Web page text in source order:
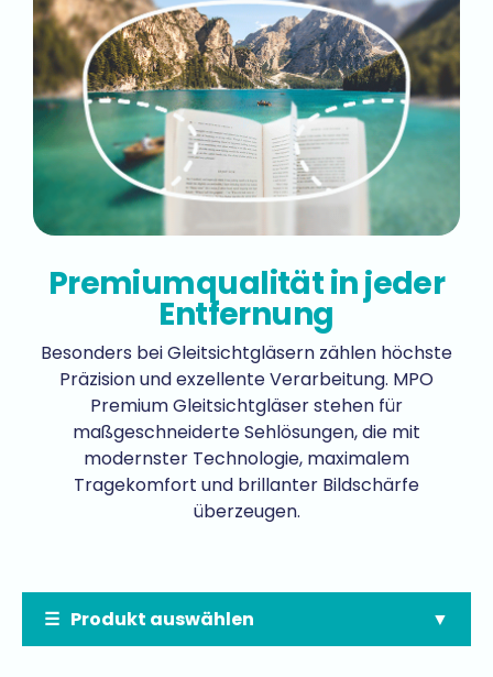
Premiumqualität in jeder
Entfernung
Besonders bei Gleitsichtgläsern zählen höchste
Präzision und exzellente Verarbeitung. MPO
Premium Gleitsichtgläser stehen für
maßgeschneiderte Sehlösungen, die mit
modernster Technologie, maximalem
Tragekomfort und brillanter Bildschärfe
überzeugen.
Produkt auswählen